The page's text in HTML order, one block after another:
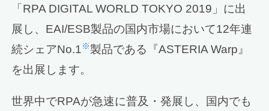
「RPA DIGITAL WORLD TOKYO 2019」に出
展し、EAI/ESB製品の国内市場において12年連
続シェアNo.1※製品である『ASTERIA Warp』
を出展します。
世界中でRPAが急速に普及・発展し、国内でも